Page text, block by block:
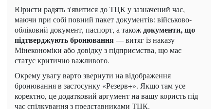
Юристи радять з'явитися до ТЦК у зазначений час,
маючи при собі повний пакет документів: військово-
обліковий документ, паспорт, а такождокументи, що
підтверджують бронювання— витяг із наказу
Мінекономіки або довідку з підприємства, що має
статус критично важливого.
Окрему увагу варто звернути на відображення
бронювання в застосунку «Резерв+». Якщо там усе
коректно, це додатковий аргумент на вашу користь під
час спілкування з представниками ТЦК.